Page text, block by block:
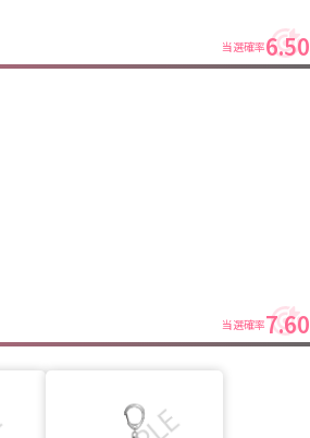
当選確率6.50
当選確率7.60